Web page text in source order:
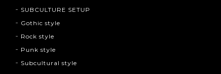
SUBCULTURE SETUP
Gothic style
Rock style
Punk style
Subcultural style